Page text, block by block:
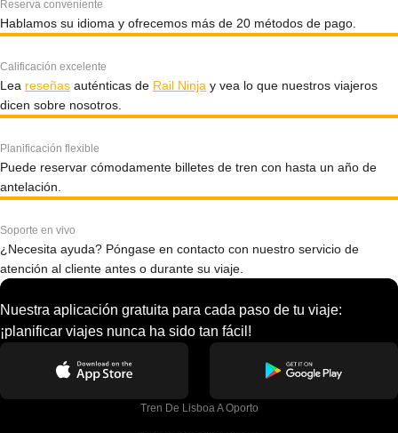
Reserva conveniente
Hablamos su idioma y ofrecemos más de 20 métodos de pago.
Calificación excelente
Lea reseñas auténticas de Rail Ninja y vea lo que nuestros viajeros
dicen sobre nosotros.
Planificación flexible
Puede reservar cómodamente billetes de tren con hasta un año de
antelación.
Soporte en vivo
¿Necesita ayuda? Póngase en contacto con nuestro servicio de
atención al cliente antes o durante su viaje.
Nuestra aplicación gratuita para cada paso de tu viaje:
¡planificar viajes nunca ha sido tan fácil!
Tren De Lisboa A Oporto